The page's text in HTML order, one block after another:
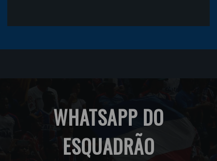
WHATSAPP DO
ESQUADRÃO